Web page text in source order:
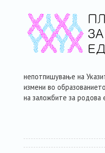
непотпишување на
измени во
на заложбите за родова